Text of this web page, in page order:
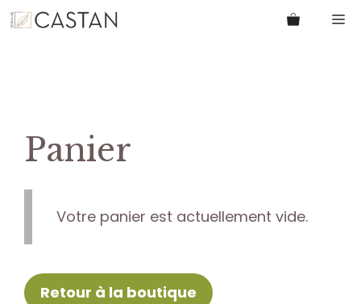
Aller
au
Panier
Votre panier est actuellement vide.
Retour à la boutique